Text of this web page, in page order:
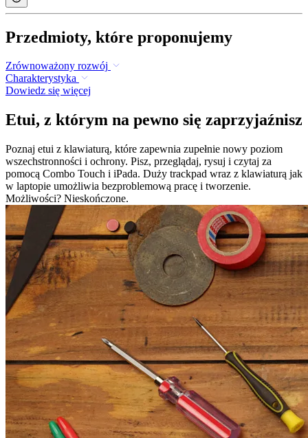
Przedmioty, które proponujemy
Zrównoważony rozwój
Charakterystyka
Dowiedz się więcej
Etui, z którym na pewno się zaprzyjaźnisz
Poznaj etui z klawiaturą, które zapewnia zupełnie nowy poziom
wszechstronności i ochrony. Pisz, przeglądaj, rysuj i czytaj za
pomocą Combo Touch i iPada. Duży trackpad wraz z klawiaturą jak
w laptopie umożliwia bezproblemową pracę i tworzenie.
Możliwości? Nieskończone.